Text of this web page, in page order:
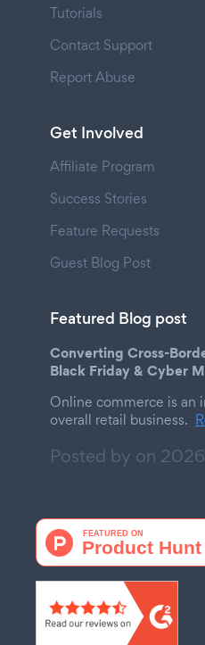
Tutorials
Contact Support
Report Abuse
Get Involved
Affiliate Program
Success Stories
Feature Requests
Guest Blog Post
Featured Blog post
Converting Cross-
Black Friday & Cyber
Online commerce is an
overall retail business.
Posted by on